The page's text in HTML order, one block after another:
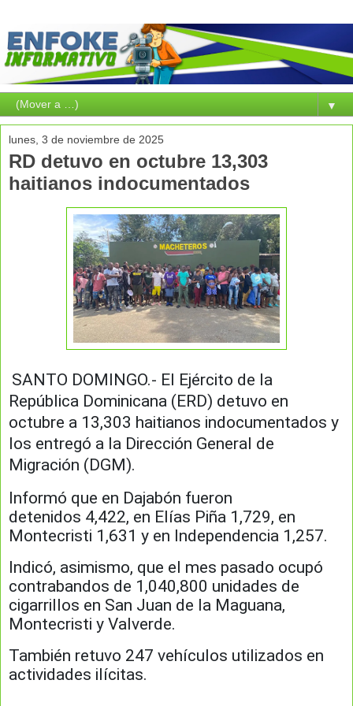
▼
lunes, 3 de noviembre de 2025
RD detuvo en octubre 13,303
haitianos indocumentados
SANTO DOMINGO.- El Ejército de la
República Dominicana (ERD) detuvo en
octubre a 13,303 haitianos indocumentados y
los entregó a la Dirección General de
Migración (DGM).
Informó que en Dajabón fueron
detenidos 4,422, en Elías Piña 1,729, en
Montecristi 1,631 y en Independencia 1,257.
Indicó, asimismo, que el mes pasado ocupó
contrabandos de 1,040,800 unidades de
cigarrillos en San Juan de la Maguana,
Montecristi y Valverde.
También retuvo 247 vehículos utilizados en
actividades ilícitas.